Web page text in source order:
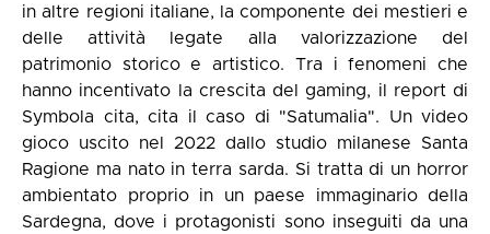
in altre regioni italiane, la componente dei mestieri e
delle attività legate alla valorizzazione del
patrimonio storico e artistico. Tra i fenomeni che
hanno incentivato la crescita del gaming, il report di
Symbola cita, cita il caso di "Satumalia". Un video
gioco uscito nel 2022 dallo studio milanese Santa
Ragione ma nato in terra sarda. Si tratta di un horror
ambientato proprio in un paese immaginario della
Sardegna, dove i protagonisti sono inseguiti da una